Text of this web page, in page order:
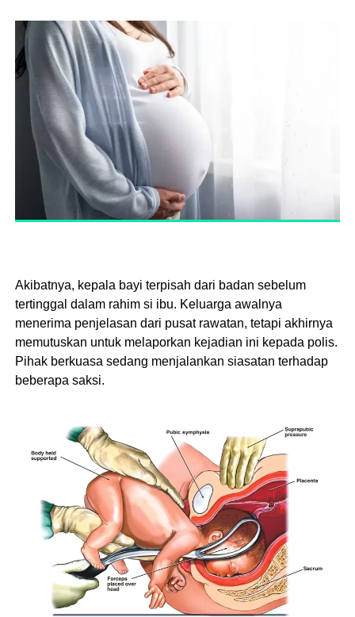
Akibatnya, kepala bayi terpisah dari badan sebelum
tertinggal dalam rahim si ibu. Keluarga awalnya
menerima penjelasan dari pusat rawatan, tetapi akhirnya
memutuskan untuk melaporkan kejadian ini kepada polis.
Pihak berkuasa sedang menjalankan siasatan terhadap
beberapa saksi.